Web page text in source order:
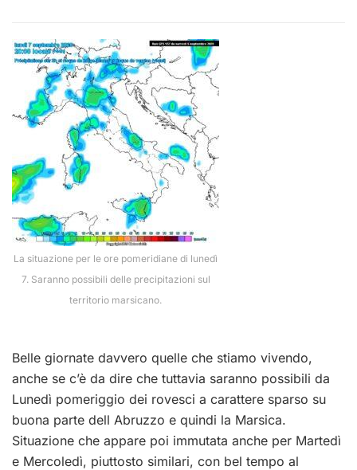
La situazione per le ore pomeridiane di lunedì
7. Saranno possibili delle precipitazioni sul
territorio marsicano.
Belle giornate davvero quelle che stiamo vivendo,
anche se c’è da dire che tuttavia saranno possibili da
Lunedì pomeriggio dei rovesci a carattere sparso su
buona parte dell Abruzzo e quindi la Marsica.
Situazione che appare poi immutata anche per Martedì
e Mercoledì, piuttosto similari, con bel tempo al